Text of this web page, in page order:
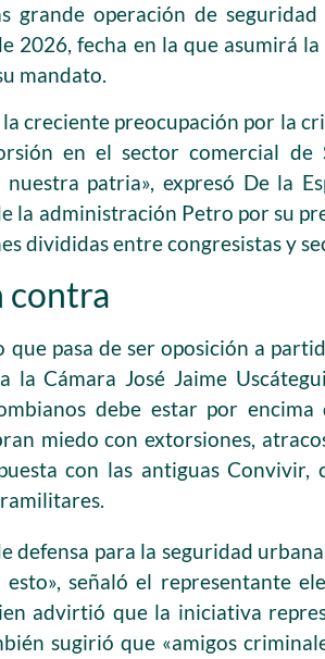
grande operación de
2026, fecha en la que asumirá
mandato.
creciente preocupación por la
en el sector comercial de
patria», expresó De la
la administración Petro por su
divididas entre congresistas y
contra
pasa de ser oposición a
Cámara José Jaime
debe estar por encima
miedo con extorsiones,
con las antiguas Convivir,
defensa para la seguridad
señaló el representante
advirtió que la iniciativa
sugirió que «amigos